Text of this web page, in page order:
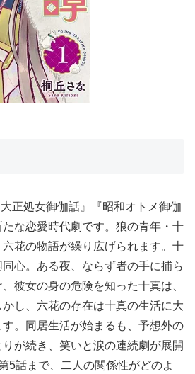
正処女御伽話』『昭和オトメ御伽
な恋愛時代劇です。狼の青年・十
花の物語が繰り広げられます。十
心。ある夜、ならず者の手に捕ら
彼女の身の危険を知った十真は、
し、六花の存在は十真の生活に大
。同居生活が始まるも、予想外の
が続き、笑いと涙の連続劇が展開
5話まで、二人の関係性がどのよ